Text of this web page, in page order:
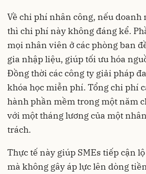
Về chi phí nhân công, nếu doanh
thì chi phí này không đáng kể.
mọi nhân viên ở các phòng ban
gia nhập liệu, giúp tối ưu hóa
Đồng thời các công ty giải pháp
khóa học miễn phí. Tổng chi phí
hành phần mềm trong một năm
với một tháng lương của một
trách.
Thực tế này giúp SMEs tiếp cận
mà không gây áp lực lên dòng